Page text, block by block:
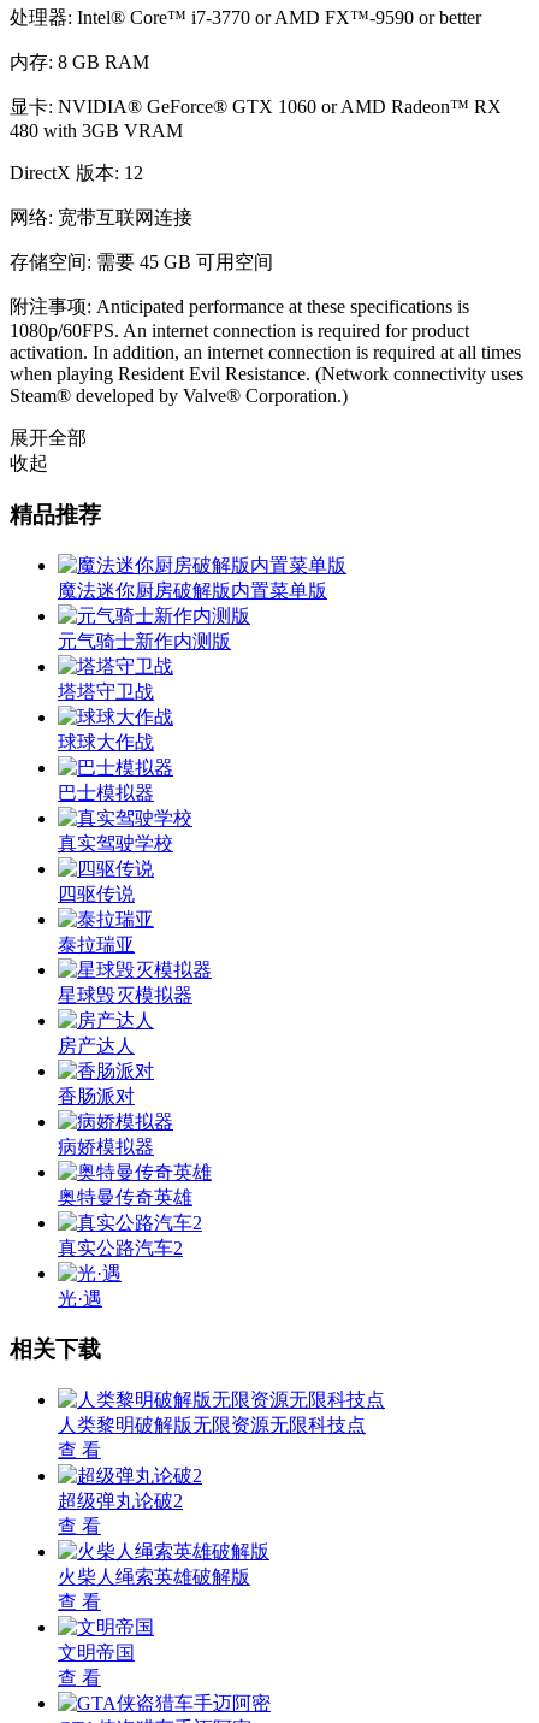
处理器: Intel® Core™ i7-3770 or AMD FX™-9590 or better
内存: 8 GB RAM
显卡: NVIDIA® GeForce® GTX 1060 or AMD Radeon™ RX
480 with 3GB VRAM
DirectX 版本: 12
网络: 宽带互联网连接
存储空间: 需要 45 GB 可用空间
附注事项: Anticipated performance at these specifications is
1080p/60FPS. An internet connection is required for product
activation. In addition, an internet connection is required at all times
when playing Resident Evil Resistance. (Network connectivity uses
Steam® developed by Valve® Corporation.)
展开全部
收起
精品推荐
魔法迷你厨房破解版内置菜单版
元气骑士新作内测版
塔塔守卫战
球球大作战
巴士模拟器
真实驾驶学校
四驱传说
泰拉瑞亚
星球毁灭模拟器
房产达人
香肠派对
病娇模拟器
奥特曼传奇英雄
真实公路汽车2
光·遇
相关下载
人类黎明破解版无限资源无限科技点
查 看
超级弹丸论破2
查 看
火柴人绳索英雄破解版
查 看
文明帝国
查 看